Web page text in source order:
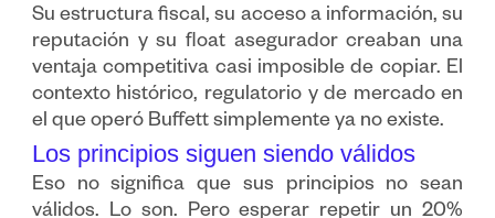
Su estructura fiscal, su acceso a información, su
reputación y su float asegurador creaban una
ventaja competitiva casi imposible de copiar. El
contexto histórico, regulatorio y de mercado en
el que operó Buffett simplemente ya no existe.
Los principios siguen siendo válidos
Eso no significa que sus principios no sean
válidos. Lo son. Pero esperar repetir un 20%